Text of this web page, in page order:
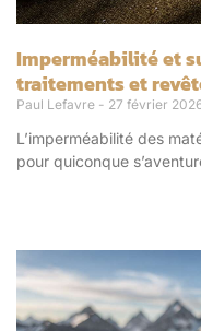
Imperméabilité et
traitements et
Paul Lefavre 27 février
L’imperméabilité des
pour quiconque